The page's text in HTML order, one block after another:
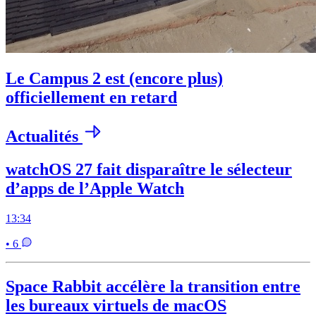
Le Campus 2 est (encore plus)
officiellement en retard
Actualités
watchOS 27 fait disparaître le sélecteur
d’apps de l’Apple Watch
13:34
• 6
Space Rabbit accélère la transition entre
les bureaux virtuels de macOS